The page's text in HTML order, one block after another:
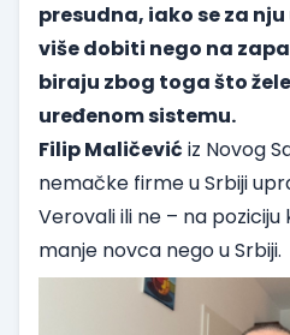
presudna, iako se za
više dobiti nego na
biraju zbog toga što
uređenom sistemu.
Filip Maličević iz Novog
nemačke firme u Srbiji
Verovali ili ne – na poziciju
manje novca nego u Srbiji.